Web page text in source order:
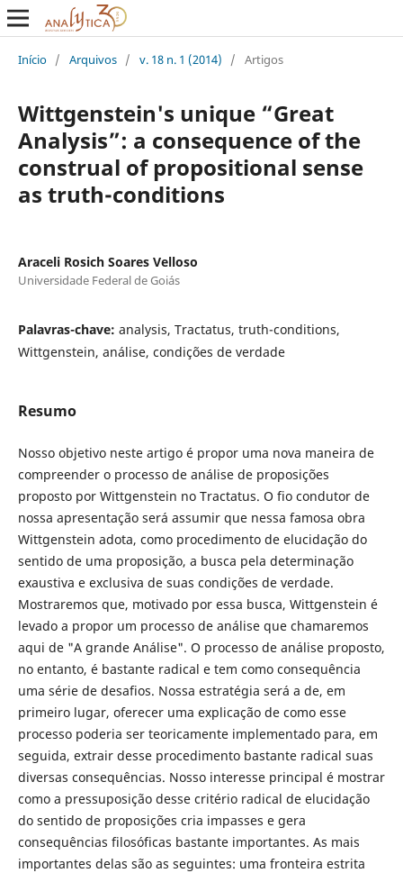
Início / Arquivos / v. 18 n. 1 (2014) / Artigos
Wittgenstein's unique “Great
Analysis”: a consequence of the
construal of propositional sense
as truth-conditions
Araceli Rosich Soares Velloso
Universidade Federal de Goiás
Palavras-chave: analysis, Tractatus, truth-conditions,
Wittgenstein, análise, condições de verdade
Resumo
Nosso objetivo neste artigo é propor uma nova maneira de
compreender o processo de análise de proposições
proposto por Wittgenstein no Tractatus. O fio condutor de
nossa apresentação será assumir que nessa famosa obra
Wittgenstein adota, como procedimento de elucidação do
sentido de uma proposição, a busca pela determinação
exaustiva e exclusiva de suas condições de verdade.
Mostraremos que, motivado por essa busca, Wittgenstein é
levado a propor um processo de análise que chamaremos
aqui de "A grande Análise". O processo de análise proposto,
no entanto, é bastante radical e tem como consequência
uma série de desafios. Nossa estratégia será a de, em
primeiro lugar, oferecer uma explicação de como esse
processo poderia ser teoricamente implementado para, em
seguida, extrair desse procedimento bastante radical suas
diversas consequências. Nosso interesse principal é mostrar
como a pressuposição desse critério radical de elucidação
do sentido de proposições cria impasses e gera
consequências filosóficas bastante importantes. As mais
importantes delas são as seguintes: uma fronteira estrita